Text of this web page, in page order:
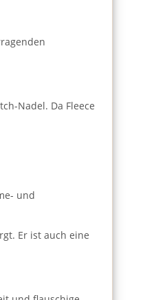
Nadel. Da Fleece
und
Er ist auch eine